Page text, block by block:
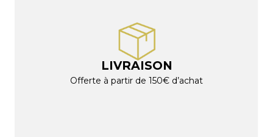
LIVRAISON
Offerte à partir de 150€ d’achat